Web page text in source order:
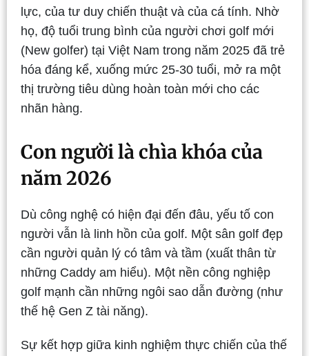
lực, của tư duy chiến thuật và của cá tính. Nhờ
họ, độ tuổi trung bình của người chơi golf mới
(New golfer) tại Việt Nam trong năm 2025 đã trẻ
hóa đáng kể, xuống mức 25-30 tuổi, mở ra một
thị trường tiêu dùng hoàn toàn mới cho các
nhãn hàng.
Con người là chìa khóa của
năm 2026
Dù công nghệ có hiện đại đến đâu, yếu tố con
người vẫn là linh hồn của golf. Một sân golf đẹp
cần người quản lý có tâm và tầm (xuất thân từ
những Caddy am hiểu). Một nền công nghiệp
golf mạnh cần những ngôi sao dẫn đường (như
thế hệ Gen Z tài năng).
Sự kết hợp giữa kinh nghiệm thực chiến của thế